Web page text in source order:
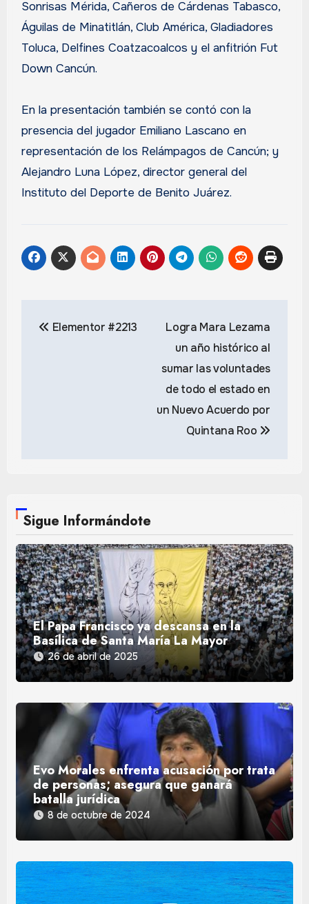
Sonrisas Mérida, Cañeros de Cárdenas Tabasco,
Águilas de Minatitlán, Club América, Gladiadores
Toluca, Delfines Coatzacoalcos y el anfitrión Fut
Down Cancún.
En la presentación también se contó con la
presencia del jugador Emiliano Lascano en
representación de los Relámpagos de Cancún; y
Alejandro Luna López, director general del
Instituto del Deporte de Benito Juárez.
de Elementor #2213
Logra Mara Lezama
un año histórico al
sumar las voluntades
de todo el estado en
un Nuevo Acuerdo por
Quintana Roo
Sigue Informándote
El Papa Francisco ya descansa en la
Basílica de Santa María La Mayor
26 de abril de 2025
Evo Morales enfrenta acusación por trata
de personas; asegura que ganará
batalla jurídica
8 de octubre de 2024